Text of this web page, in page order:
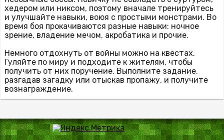
хедером или никсом, поэтому вначале тренируйтесь
и улучшайте навыки, воюя с простыми монстрами. Во
время боя прокачиваются разные навыки: ночное
зрение, владение мечом, акробатика и прочие.
Немного отдохнуть от войны можно на квестах.
Гуляйте по миру и подходите к жителям, чтобы
получить от них поручение. Выполните задание,
разгадав загадку или отыскав пропажу, и получите
вознаграждение.